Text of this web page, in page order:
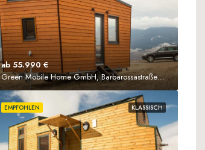
ab 55.990 €
Green Mobile Home GmbH, Barbarossastraße 61, 63571 Gelnhausen
KLASSISCH
EMPFOHLEN